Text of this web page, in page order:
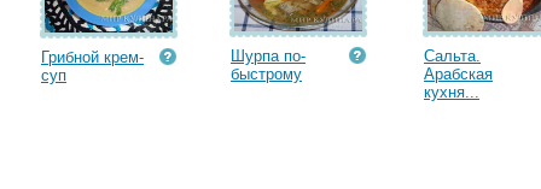
Грибной крем-
суп
Шурпа по-
быстрому
Сальта.
Арабская
кухня...